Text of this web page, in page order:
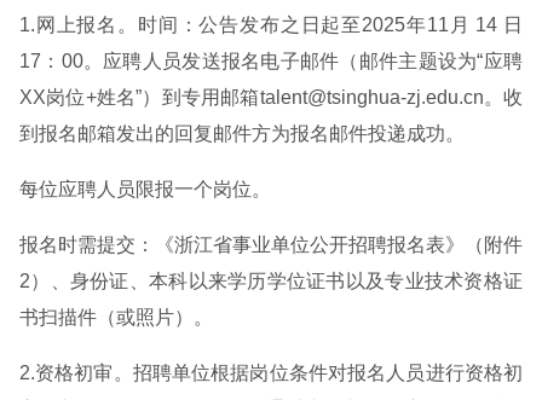
1.网上报名。时间：公告发布之日起至2025年11月 14 日
17：00。应聘人员发送报名电子邮件（邮件主题设为“应聘
XX岗位+姓名”）到专用邮箱talent@tsinghua-zj.edu.cn。收
到报名邮箱发出的回复邮件方为报名邮件投递成功。
每位应聘人员限报一个岗位。
报名时需提交：《浙江省事业单位公开招聘报名表》（附件
2）、身份证、本科以来学历学位证书以及专业技术资格证
书扫描件（或照片）。
2.资格初审。招聘单位根据岗位条件对报名人员进行资格初